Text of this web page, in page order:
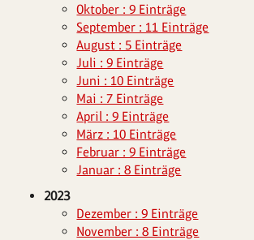
Oktober : 9 Einträge
September : 11 Einträge
August : 5 Einträge
Juli : 9 Einträge
Juni : 10 Einträge
Mai : 7 Einträge
April : 9 Einträge
März : 10 Einträge
Februar : 9 Einträge
Januar : 8 Einträge
2023
Dezember : 9 Einträge
November : 8 Einträge